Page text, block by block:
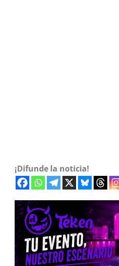
¡Difunde la noticia!